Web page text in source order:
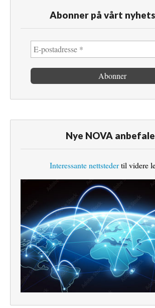
Abonner på vårt
Nye NOVA
Interessante nettstedertil videre